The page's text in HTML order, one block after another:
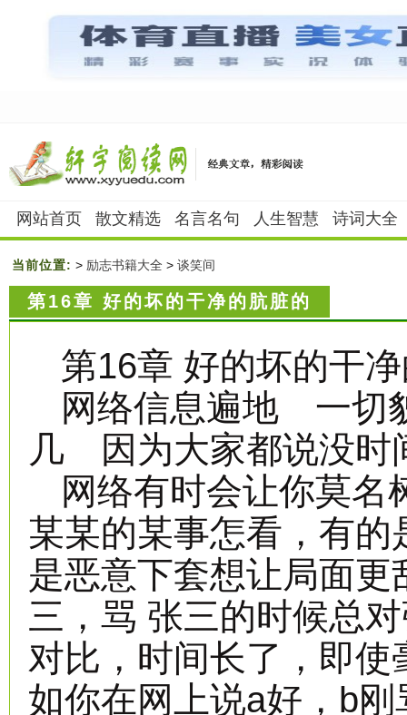
网站首页 散文精选 名言名句 人生智慧 诗词大全
当前位置: > 励志书籍大全 > 谈笑间
第16章 好的坏的干净的肮脏的
第16章 好的坏的干
网络信息遍地 一切
几 因为大家都说没时
网络有时会让你莫名
某某的某事怎看，有
是恶意下套想让局面
三，骂 张三的时候总
对比，时间长了，即
如你在网上说a好，b